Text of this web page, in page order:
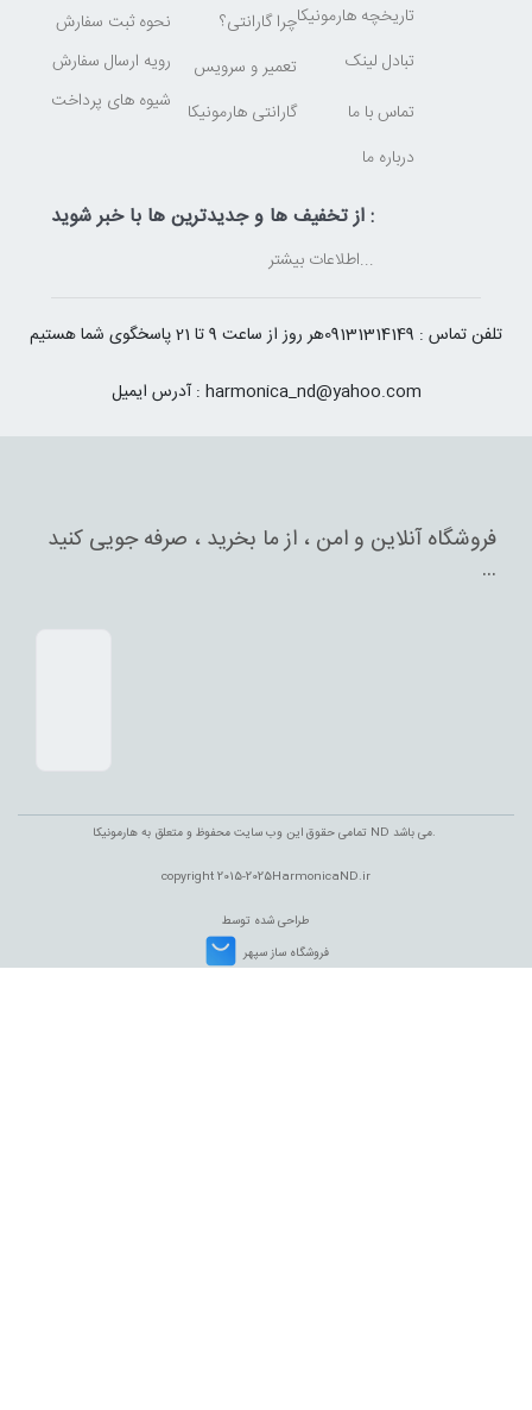
نحوه ثبت سفارش
رویه ارسال سفارش
شیوه های پرداخت
چرا گارانتی؟
تعمیر و سرویس
گارانتی هارمونیکا
تاریخچه هارمونیکا
تبادل لینک
تماس با ما
درباره ما
از تخفیف ها و جدیدترین ها با خبر شوید :
اطلاعات بیشتر...
هر روز از ساعت 9 تا 21 پاسخگوی شما هستیم
تلفن تماس : 09131314149
آدرس ایمیل : harmonica_nd@yahoo.com
فروشگاه آنلاین و امن ، از ما بخرید ، صرفه جویی کنید
...
تمامی حقوق این وب سایت محفوظ و متعلق به هارمونیکا ND می باشد.
copyright2015-2025HarmonicaND.ir
طراحی شده توسط
فروشگاه ساز سپهر